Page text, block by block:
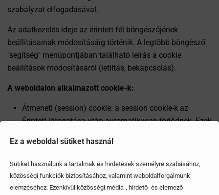
Ez a weboldal sütiket használ
Sütiket használunk a tartalmak és hirdetések személyre szabásához,
közösségi funkciók biztosításához, valamint weboldalforgalmunk
elemzéséhez. Ezenkívül közösségi média-, hirdető- és elemező
szabályzat elfogadásával.
Az adatkezelés ideje az érintett fél böngészőjének
beállításainak módosításáig történik. A legtöbb böngésző
"segítség" menüpontjában található leírás a cookie
beállítások módosításáról (letiltás, bekapcsolás).
A weboldalon alkalmazott cookie-k:
Átmeneti (session) cookie: a session cookie-k az
Érintett látogatása után automatikusan törlődnek. Ezek
Honlapja hatékonyabban és biztonságosabban tudjon
működni, tehát elengedhetetlenek ahhoz, hogy a
Honlap egyes funkciói vagy egyes alkalmazások
megfelelően tudjanak működni.